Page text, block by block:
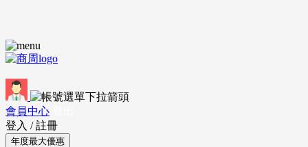
會員中心
登入 / 註冊
年度最大優惠